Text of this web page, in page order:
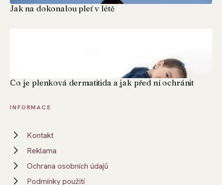
Jak na dokonalou pleť v létě
Co je plenková dermatitida a jak před ní ochránit
INFORMACE
Kontakt
Reklama
Ochrana osobních údajů
Podmínky použití